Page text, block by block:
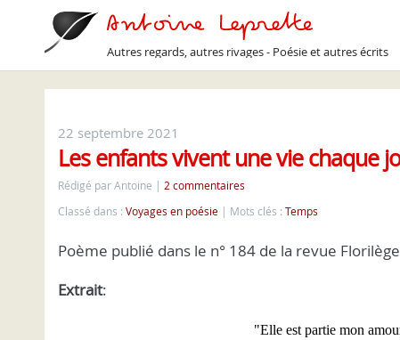
Autres regards, autres rivages - Poésie et autres écrits
22 septembre 2021
Les enfants vivent une vie chaque
Rédigé par Antoine
2 commentaires
Classé dans : Voyages en poésie Mots clés : Temps
Poème publié dans le n° 184 de la revue
Extrait:
"Elle est partie mon